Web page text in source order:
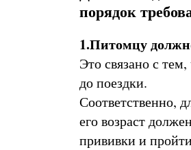
порядок
1.Питомцу
Это связано с
до поездки.
Соответственно,
его возраст
прививки и